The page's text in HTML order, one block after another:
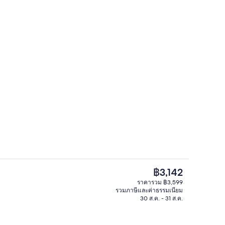
บาร์ (ในที่พัก)
ราคา
ปัจจุบัน
฿3,142
฿3,142
ราคารวม ฿3,599
รวมภาษีและค่าธรรมเนียม
30 ส.ค. - 31 ส.ค.